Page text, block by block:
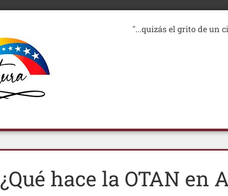
"...quizás el grito de un
¿Qué hace la OTAN en